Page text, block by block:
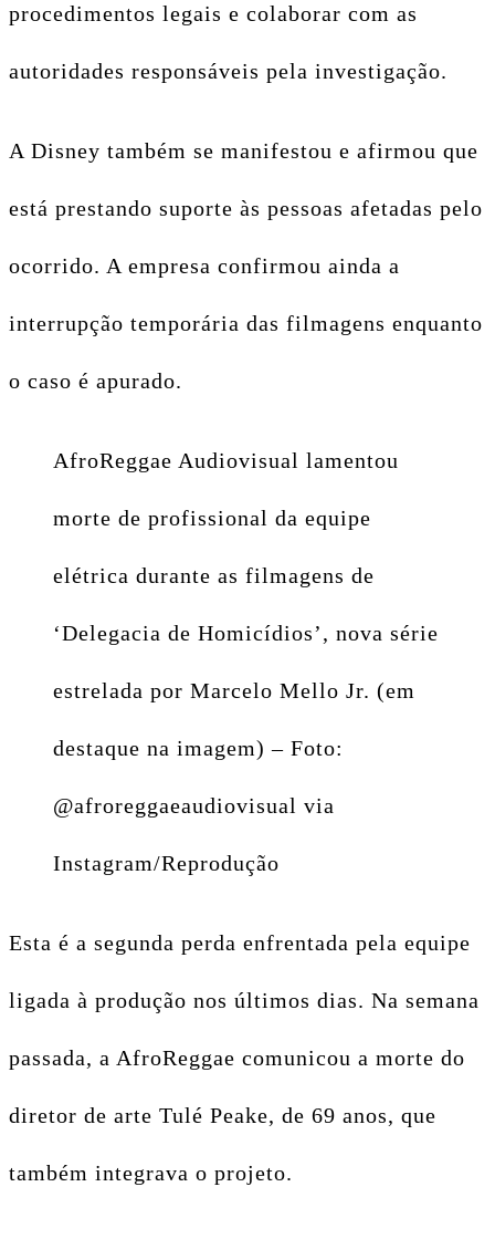
procedimentos legais e colaborar com as
autoridades responsáveis pela investigação.
A Disney também se manifestou e afirmou que
está prestando suporte às pessoas afetadas pelo
ocorrido. A empresa confirmou ainda a
interrupção temporária das filmagens enquanto
o caso é apurado.
AfroReggae Audiovisual lamentou
morte de profissional da equipe
elétrica durante as filmagens de
‘Delegacia de Homicídios’, nova série
estrelada por Marcelo Mello Jr. (em
destaque na imagem) – Foto:
@afroreggaeaudiovisual via
Instagram/Reprodução
Esta é a segunda perda enfrentada pela equipe
ligada à produção nos últimos dias. Na semana
passada, a AfroReggae comunicou a morte do
diretor de arte Tulé Peake, de 69 anos, que
também integrava o projeto.